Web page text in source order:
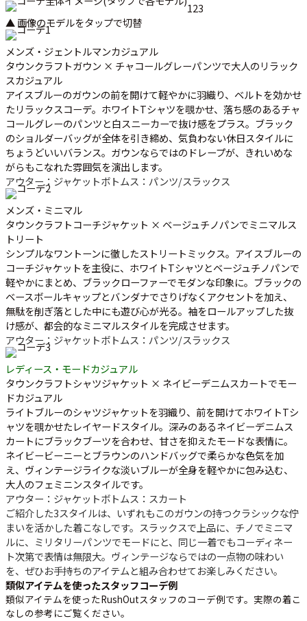
123
▲ 画像のモデルをタップで切替
メンズ・ジェントルマンカジュアル
タウンクラフトガウン × チャコールグレーパンツで大人のリラック
スカジュアル
アイスブルーのガウンの前を開けて軽やかに羽織り、ベルトを効かせ
たリラックスコーデ。ホワイトTシャツを覗かせ、落ち感のあるチャ
コールグレーのパンツと白スニーカーで抜け感をプラス。ブラック
のショルダーバッグが全体を引き締め、気負わない休日スタイルに
ちょうどいいバランス。ガウンならではのドレープが、きれいめな
がらもこなれた雰囲気を演出します。
アウター：ジャケットボトムス：パンツ/スラックス
メンズ・ミニマル
タウンクラフトコーチジャケット × ベージュチノパンでミニマルス
トリート
シンプルなワントーンに徹したストリートミックス。アイスブルーの
コーチジャケットを主役に、ホワイトTシャツとベージュチノパンで
軽やかにまとめ、ブラックローファーでモダンな印象に。ブラックの
ベースボールキャップとバンダナでさりげなくアクセントを加え、
無駄を削ぎ落とした中にも遊び心が光る。袖をロールアップした抜
け感が、都会的なミニマルスタイルを完成させます。
アウター：ジャケットボトムス：パンツ/スラックス
レディース・モードカジュアル
タウンクラフトシャツジャケット × ネイビーデニムスカートでモー
ドカジュアル
ライトブルーのシャツジャケットを羽織り、前を開けてホワイトTシ
ャツを覗かせたレイヤードスタイル。深みのあるネイビーデニムス
カートにブラックブーツを合わせ、甘さを抑えたモードな表情に。
ネイビービーニーとブラウンのハンドバッグで柔らかな色気を加
え、ヴィンテージライクな淡いブルーが全身を軽やかに包み込む、
大人のフェミニンスタイルです。
アウター：ジャケットボトムス：スカート
ご紹介した3スタイルは、いずれもこのガウンの持つクラシックな佇
まいを活かした着こなしです。スラックスで上品に、チノでミニマ
ルに、ミリタリーパンツでモードにと、同じ一着でもコーディネー
ト次第で表情は無限大。ヴィンテージならではの一点物の味わい
を、ぜひお手持ちのアイテムと組み合わせてお楽しみください。
類似アイテムを使ったスタッフコーデ例
類似アイテムを使ったRushOutスタッフのコーデ例です。実際の着こ
なしの参考にご覧ください。